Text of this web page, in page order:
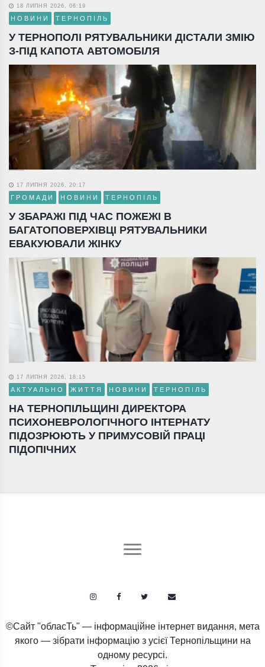
18 ЛИПНЯ 2026, 06:19
НОВИНИ ТЕРНОПІЛЬ
У ТЕРНОПОЛІ РЯТУВАЛЬНИКИ ДІСТАЛИ ЗМІЮ
З-ПІД КАПОТА АВТОМОБІЛЯ
17 ЛИПНЯ 2026, 20:17
ГРОМАДИ НОВИНИ ТЕРНОПІЛЬ
У ЗБАРАЖІ ПІД ЧАС ПОЖЕЖІ В
БАГАТОПОВЕРХІВЦІ РЯТУВАЛЬНИКИ
ЕВАКУЮВАЛИ ЖІНКУ
17 ЛИПНЯ 2026, 18:15
АКТУАЛЬНО ЖИТТЯ НОВИНИ ТЕРНОПІЛЬ
НА ТЕРНОПІЛЬЩИНІ ДИРЕКТОРА
ПСИХОНЕВРОЛОГІЧНОГО ІНТЕРНАТУ
ПІДОЗРЮЮТЬ У ПРИМУСОВІЙ ПРАЦІ
ПІДОПІЧНИХ
©Сайт "обласТь" — інформаційне інтернет видання, мета
якого — зібрати інформацію з усієї Тернопільщини на
одному ресурсі.